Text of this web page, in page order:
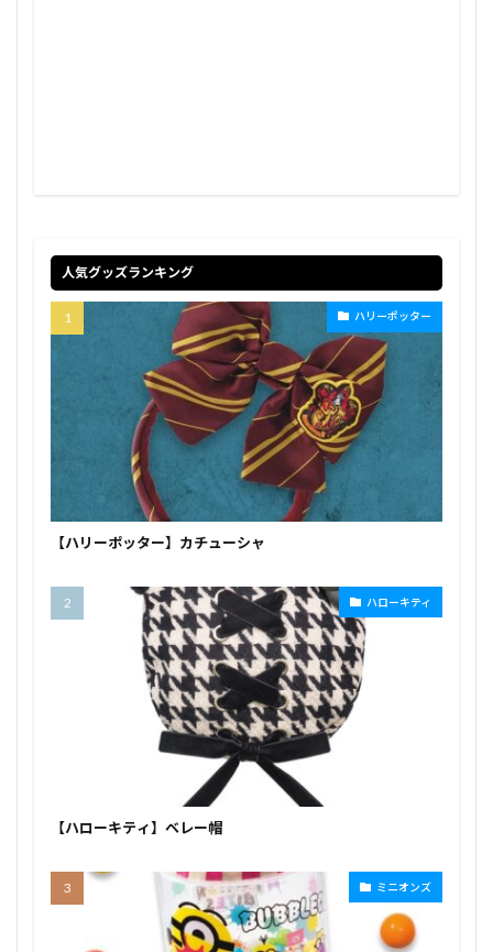
人気グッズランキング
ハリーポッター
【ハリーポッター】カチューシャ
ハローキティ
【ハローキティ】ベレー帽
ミニオンズ